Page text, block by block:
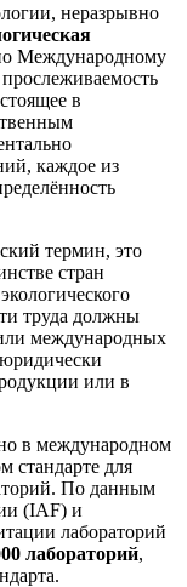
неразрывно
Международному
в
каждое из
термин, это
стран
труда должны
международных
юридически
или в
в международном
стандарте для
По данным
(IAF) и
лабораторий
лабораторий,